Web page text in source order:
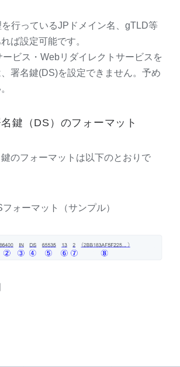
を行っているJPドメイン名、gTLD等
ば設定可能です。
ビス・Webリダイレクトサービスを
署名鍵(DS)を設定できません。予め
鍵（DS）のフォーマット
のフォーマットは以下のとおりで
ォーマット（サンプル）